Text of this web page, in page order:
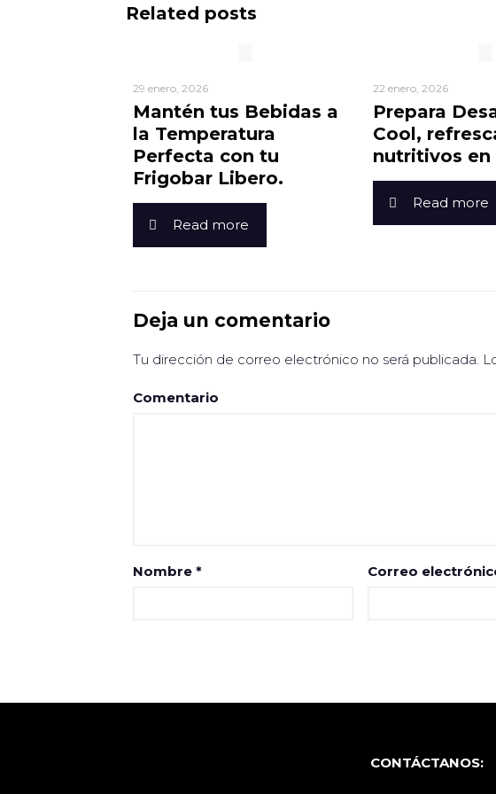
Related posts
29 enero, 2026
Mantén tus Bebidas a
la Temperatura
Perfecta con tu
Frigobar Libero.
Read more
22 enero, 2026
Prepara
Cool,
nutritivos en
Read more
Deja un comentario
Tu dirección de correo electrónico no será publicada.
Comentario
Nombre* Correo
CONTÁCTANOS: